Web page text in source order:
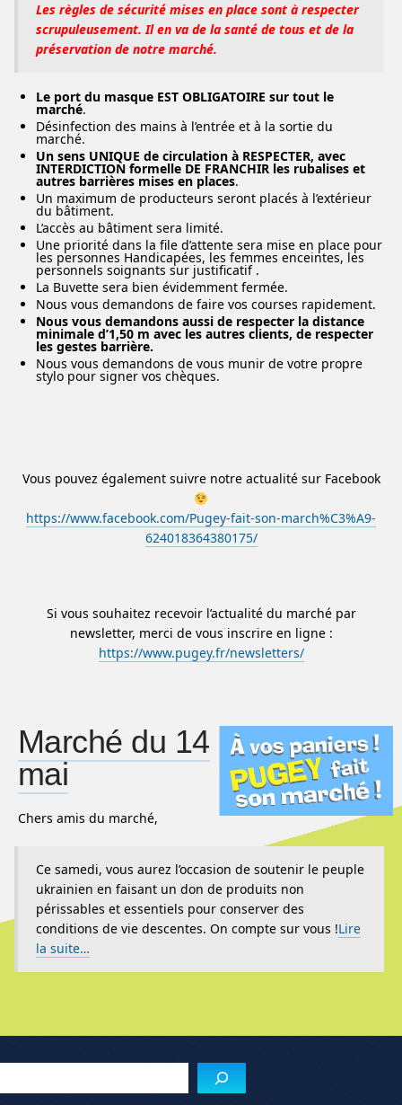
Les règles de sécurité mises en place sont à respecter
scrupuleusement. Il en va de la santé de tous et de la
préservation de notre marché.
Le port du masque EST OBLIGATOIRE sur tout le
marché.
Désinfection des mains à l’entrée et à la sortie du
marché.
Un sens UNIQUE de circulation à RESPECTER, avec
INTERDICTION formelle DE FRANCHIR les rubalises et
autres barrières mises en places.
Un maximum de producteurs seront placés à l’extérieur
du bâtiment.
L’accès au bâtiment sera limité.
Une priorité dans la file d’attente sera mise en place pour
les personnes Handicapées, les femmes enceintes, les
personnels soignants sur justificatif .
La Buvette sera bien évidemment fermée.
Nous vous demandons de faire vos courses rapidement.
Nous vous demandons aussi de respecter la distance
minimale d’1,50 m avec les autres clients, de respecter
les gestes barrière.
Nous vous demandons de vous munir de votre propre
stylo pour signer vos chèques.
Vous pouvez également suivre notre actualité sur Facebook
https://www.facebook.com/Pugey-fait-son-march%C3%A9-
624018364380175/
Si vous souhaitez recevoir l’actualité du marché par
newsletter, merci de vous inscrire en ligne :
https://www.pugey.fr/newsletters/
Marché du 14
mai
Chers amis du marché,
Ce samedi, vous aurez l’occasion de soutenir le peuple
ukrainien en faisant un don de produits non
périssables et essentiels pour conserver des
conditions de vie descentes. On compte sur vous !Lire
la suite…